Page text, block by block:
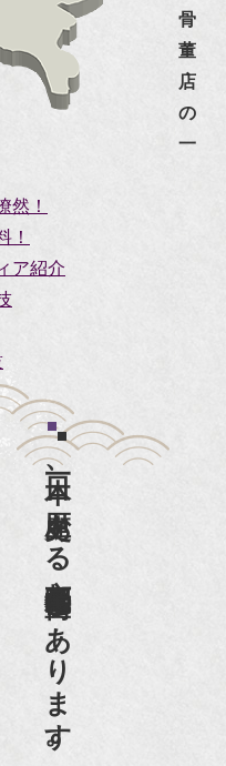
骨
董
店
の
一
然！
！
ア紹介
日本一、歴史ある
京都祇園骨董街にあります。